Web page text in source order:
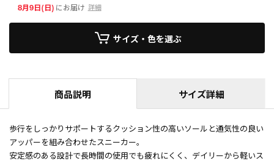
8月9日(日) にお届け 詳細
サイズ・色を選ぶ
商品説明 サイズ詳細
歩行をしっかりサポートするクッション性の高いソールと通気性の良い
アッパーを組み合わせたスニーカー。
安定感のある設計で長時間の使用でも疲れにくく、デイリーから軽いス